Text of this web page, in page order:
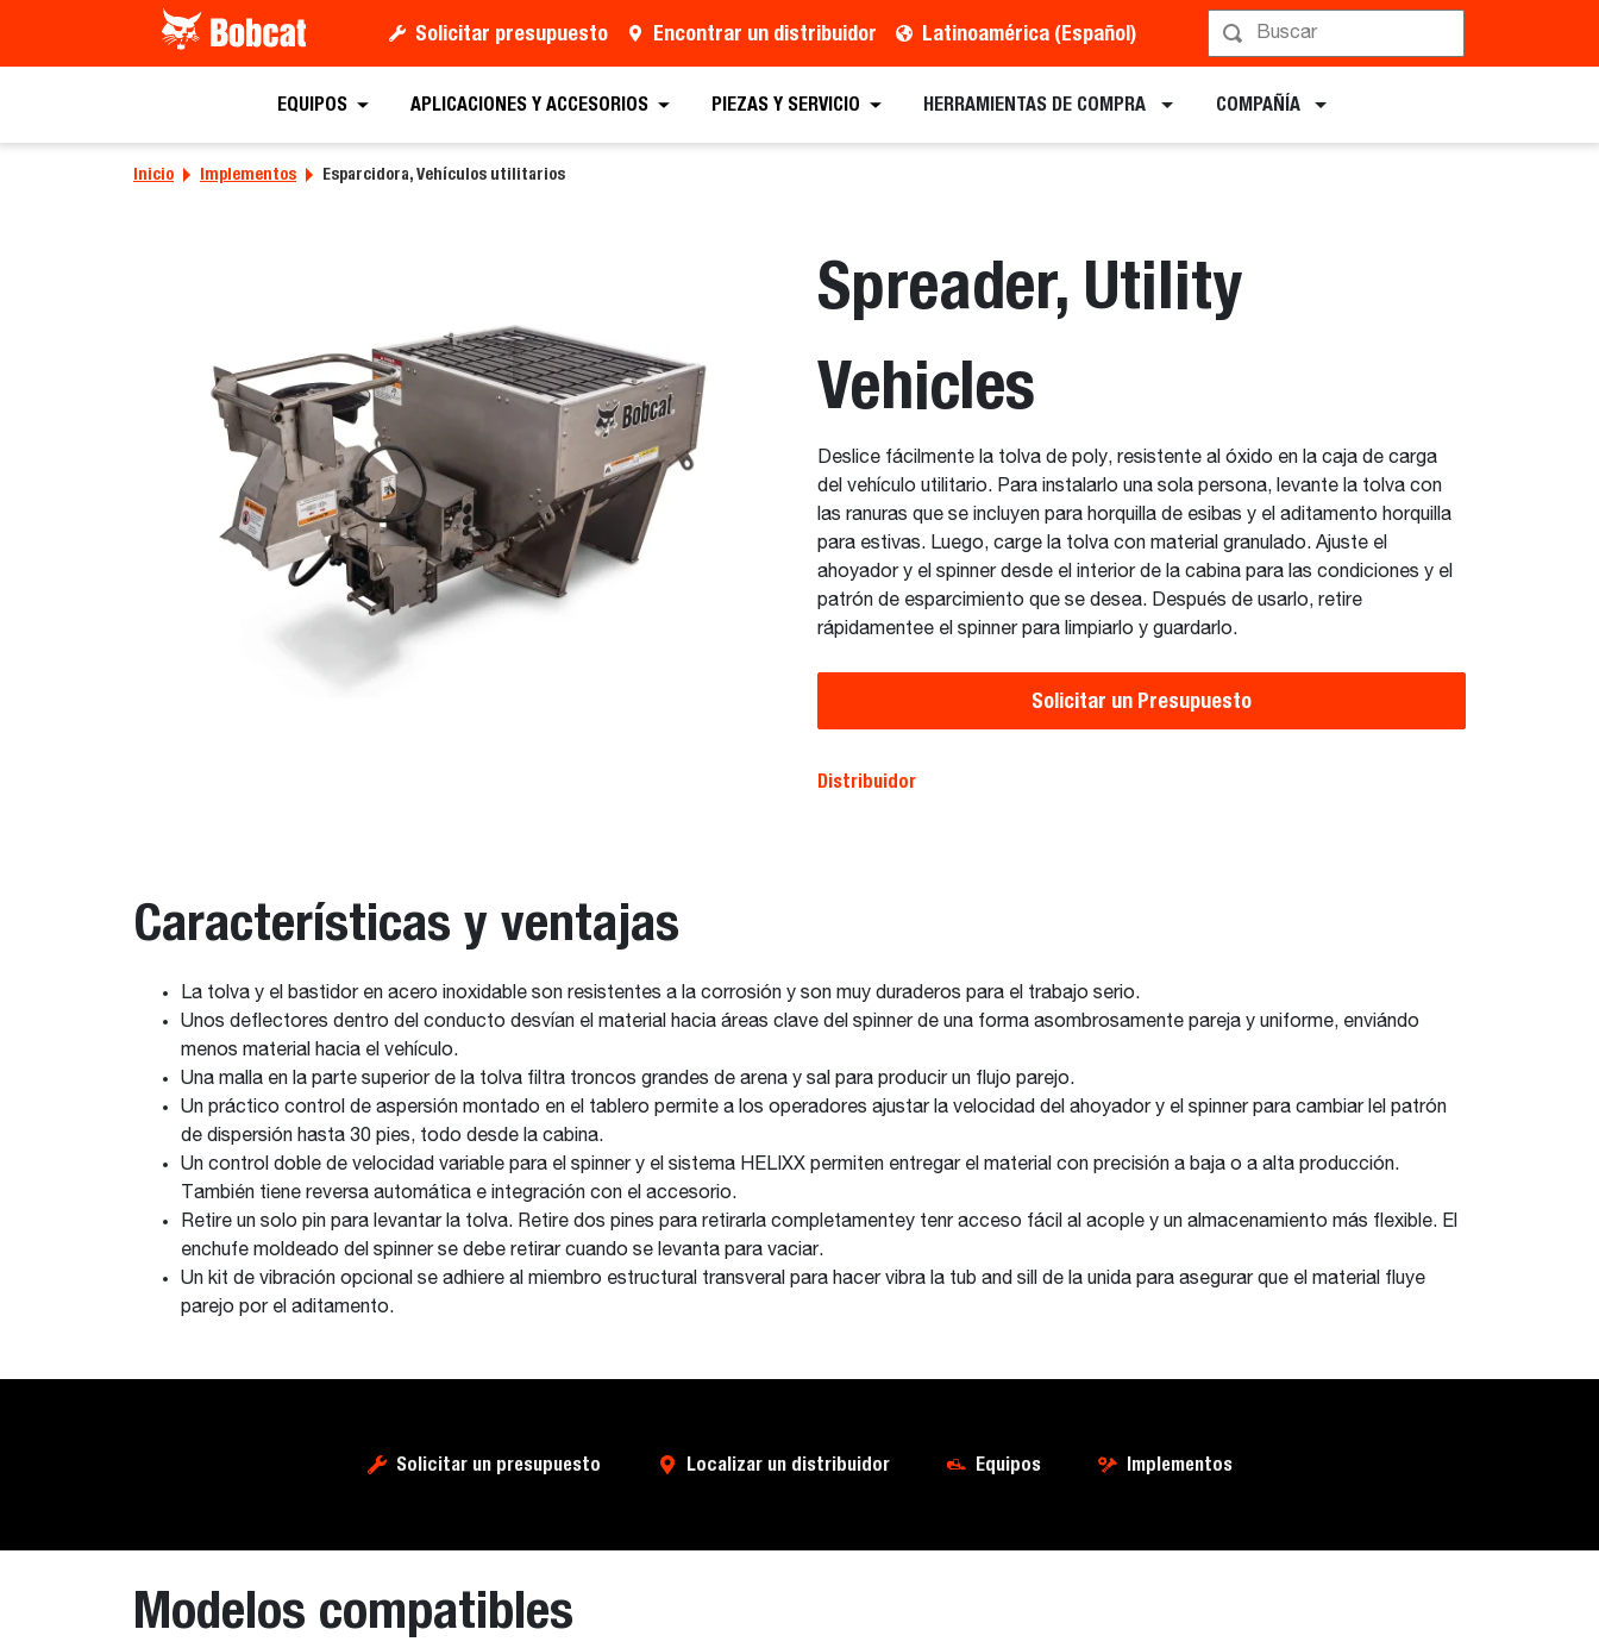
Solicitar presupuesto Encontrar un distribuidor Latinoamérica (Español)
EQUIPOS APLICACIONES Y ACCESORIOS PIEZAS Y SERVICIO HERRAMIENTAS DE COMPRA COMPAÑÍA
Inicio Implementos Esparcidora, Vehículos utilitarios
Spreader, Utility
Vehicles
Deslice fácilmente la tolva de poly, resistente al óxido en la caja de carga
del vehículo utilitario. Para instalarlo una sola persona, levante la tolva con
las ranuras que se incluyen para horquilla de esibas y el aditamento horquilla
para estivas. Luego, carge la tolva con material granulado. Ajuste el
ahoyador y el spinner desde el interior de la cabina para las condiciones y el
patrón de esparcimiento que se desea. Después de usarlo, retire
rápidamentee el spinner para limpiarlo y guardarlo.
Solicitar un Presupuesto
Distribuidor
Características y ventajas
La tolva y el bastidor en acero inoxidable son resistentes a la corrosión y son muy duraderos para el trabajo serio.
Unos deflectores dentro del conducto desvían el material hacia áreas clave del spinner de una forma asombrosamente pareja y uniforme, enviándo
menos material hacia el vehículo.
Una malla en la parte superior de la tolva filtra troncos grandes de arena y sal para producir un flujo parejo.
Un práctico control de aspersión montado en el tablero permite a los operadores ajustar la velocidad del ahoyador y el spinner para cambiar lel patrón
de dispersión hasta 30 pies, todo desde la cabina.
Un control doble de velocidad variable para el spinner y el sistema HELIXX permiten entregar el material con precisión a baja o a alta producción.
También tiene reversa automática e integración con el accesorio.
Retire un solo pin para levantar la tolva. Retire dos pines para retirarla completamentey tenr acceso fácil al acople y un almacenamiento más flexible. El
enchufe moldeado del spinner se debe retirar cuando se levanta para vaciar.
Un kit de vibración opcional se adhiere al miembro estructural transveral para hacer vibra la tub and sill de la unida para asegurar que el material fluye
parejo por el aditamento.
Solicitar un presupuesto Localizar un distribuidor Equipos Implementos
Solicitar un presupuesto Localizar un distribuidor Equipos Implementos
Modelos compatibles